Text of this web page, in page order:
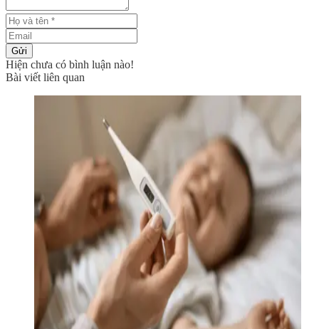
Gửi
Hiện chưa có bình luận nào!
Bài viết liên quan